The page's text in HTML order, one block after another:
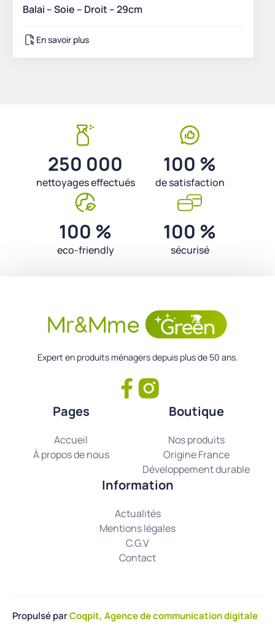
Balai – Soie – Droit – 29cm
En savoir plus
250 000
nettoyages effectués
100 %
de satisfaction
100 %
eco-friendly
100 %
sécurisé
Expert en produits ménagers depuis plus de 50 ans.
Pages
Accueil
À propos de nous
Boutique
Nos produits
Origine France
Développement durable
Information
Actualités
Mentions légales
C.G.V
Contact
Propulsé parCoqpit, Agence de communication digitale